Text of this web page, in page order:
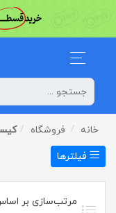
خانه فروشگاه
فیلترها